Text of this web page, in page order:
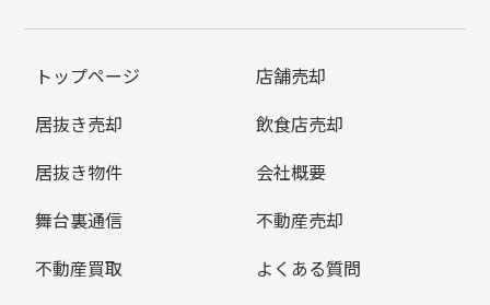
トップページ
店舗売却
居抜き売却
飲食店売却
居抜き物件
会社概要
舞台裏通信
不動産売却
不動産買取
よくある質問